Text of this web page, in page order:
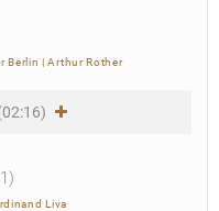
Berlin |Arthur Rother
Liva